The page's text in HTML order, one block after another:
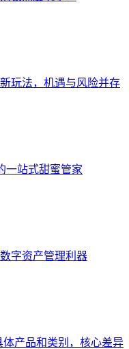
玩法，机遇与风险并存
一站式甜蜜管家
字资产管理利器
体产品和类别，核心差异